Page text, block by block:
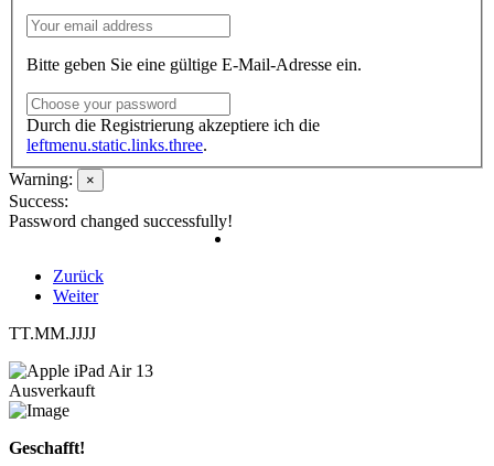
Bitte geben Sie eine gültige E-Mail-Adresse ein.
Durch die Registrierung akzeptiere ich die
leftmenu.static.links.three.
Warning:
×
Success:
Password changed successfully!
Zurück
Weiter
TT.MM.JJJJ
Ausverkauft
Geschafft!